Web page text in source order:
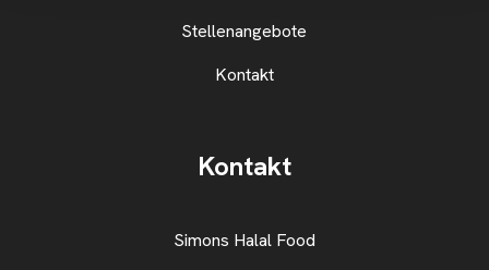
Stellenangebote
Kontakt
Kontakt
Simons Halal Food